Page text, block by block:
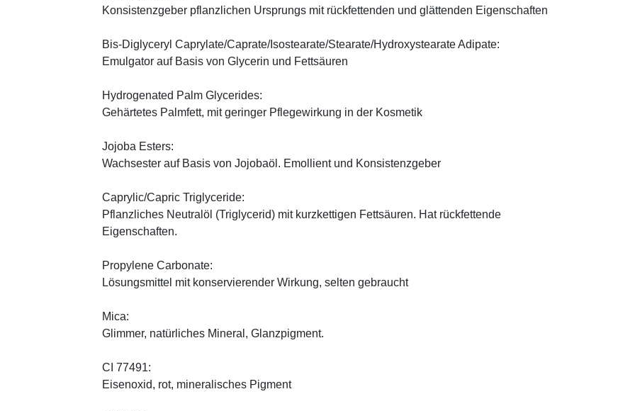
Konsistenzgeber pflanzlichen Ursprungs mit rückfettenden und glättenden Eigenschaften
Bis-Diglyceryl Caprylate/Caprate/Isostearate/Stearate/Hydroxystearate Adipate:
Emulgator auf Basis von Glycerin und Fettsäuren
Hydrogenated Palm Glycerides:
Gehärtetes Palmfett, mit geringer Pflegewirkung in der Kosmetik
Jojoba Esters:
Wachsester auf Basis von Jojobaöl. Emollient und Konsistenzgeber
Caprylic/Capric Triglyceride:
Pflanzliches Neutralöl (Triglycerid) mit kurzkettigen Fettsäuren. Hat rückfettende
Eigenschaften.
Propylene Carbonate:
Lösungsmittel mit konservierender Wirkung, selten gebraucht
Mica:
Glimmer, natürliches Mineral, Glanzpigment.
CI 77491:
Eisenoxid, rot, mineralisches Pigment